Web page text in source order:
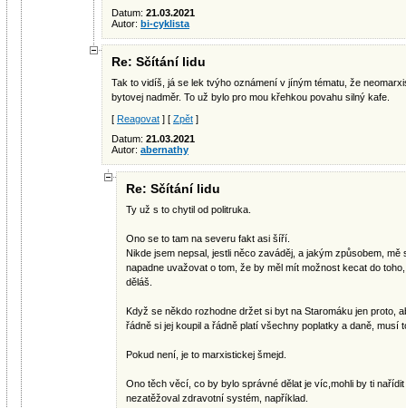
Datum: 21.03.2021
Autor: bi-cyklista
Re: Sčítání lidu
Tak to vidíš, já se lek tvýho oznámení v jíným tématu, že
bytovej nadměr. To už bylo pro mou křehkou povahu silný kafe.
[ Reagovat ] [ Zpět ]
Datum: 21.03.2021
Autor: abernathy
Re: Sčítání lidu
Ty už s to chytil od politruka.
Ono se to tam na severu fakt asi šíří.
Nikde jsem nepsal, jestli něco zaváděj, a jakým způsobem,
napadne uvažovat o tom, že by měl mít možnost kecat do
děláš.
Když se někdo rozhodne držet si byt na Staromáku jen proto,
řádně si jej koupil a řádně platí všechny poplatky a daně, musí
Pokud není, je to marxistickej šmejd.
Ono těch věcí, co by bylo správné dělat je víc,mohli by ti
nezatěžoval zdravotní systém, například.